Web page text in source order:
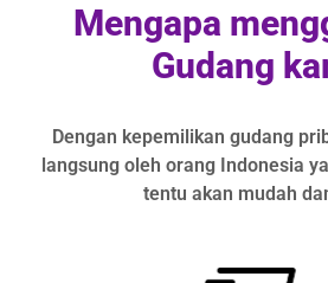
Mengapa
Gudang
Dengan kepemilikan gudang
langsung oleh orang Indonesia
tentu akan mudah